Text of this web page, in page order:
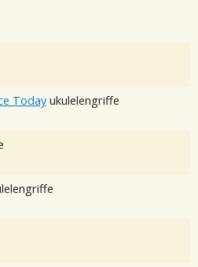
Today ukulelengriffe